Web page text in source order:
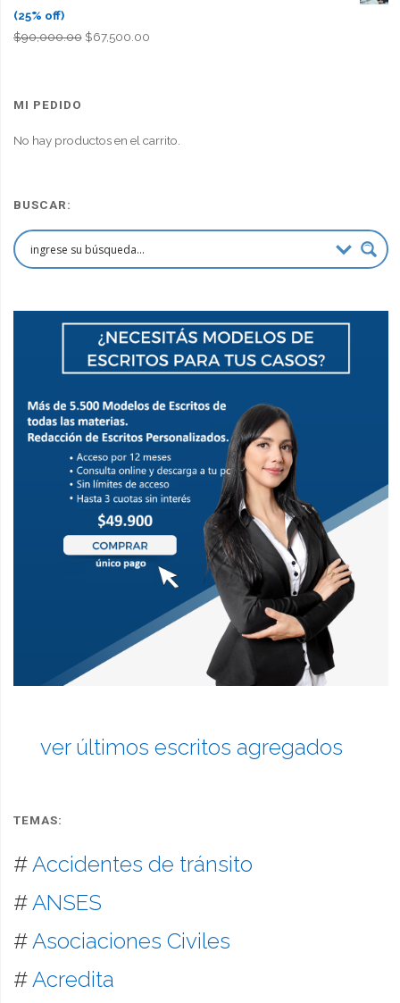
(25% off)
$90,000.00 El
$67,500.00El
MI PEDIDO
No hay productos en el carrito.
BUSCAR:
ver últimos escritos agregados
TEMAS:
#Accidentes de tránsito
#ANSES
#Asociaciones Civiles
#Acredita